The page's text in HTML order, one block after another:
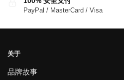
PayPal / MasterCard / Visa
关于
品牌故事